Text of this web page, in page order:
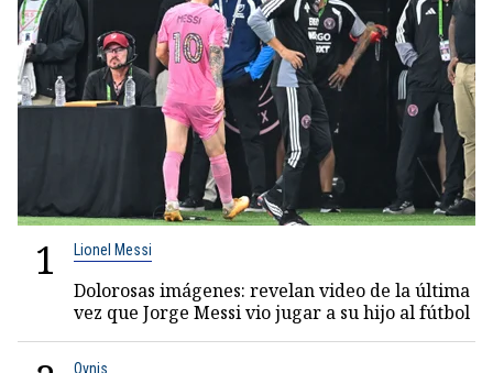
1 Lionel Messi
Dolorosas imágenes: revelan video de la última
vez que Jorge Messi vio jugar a su hijo al fútbol
Ovnis